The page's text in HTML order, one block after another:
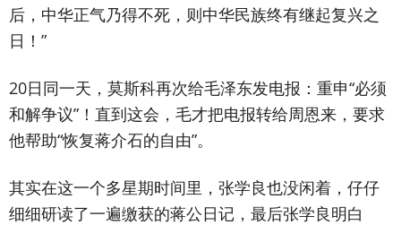
后，中华正气乃得不死，则中华民族终有继起复兴之
日！”
20日同一天，莫斯科再次给毛泽东发电报：重申“必须
和解争议”！直到这会，毛才把电报转给周恩来，要求
他帮助“恢复蒋介石的自由”。
其实在这一个多星期时间里，张学良也没闲着，仔仔
细细研读了一遍缴获的蒋公日记，最后张学良明白